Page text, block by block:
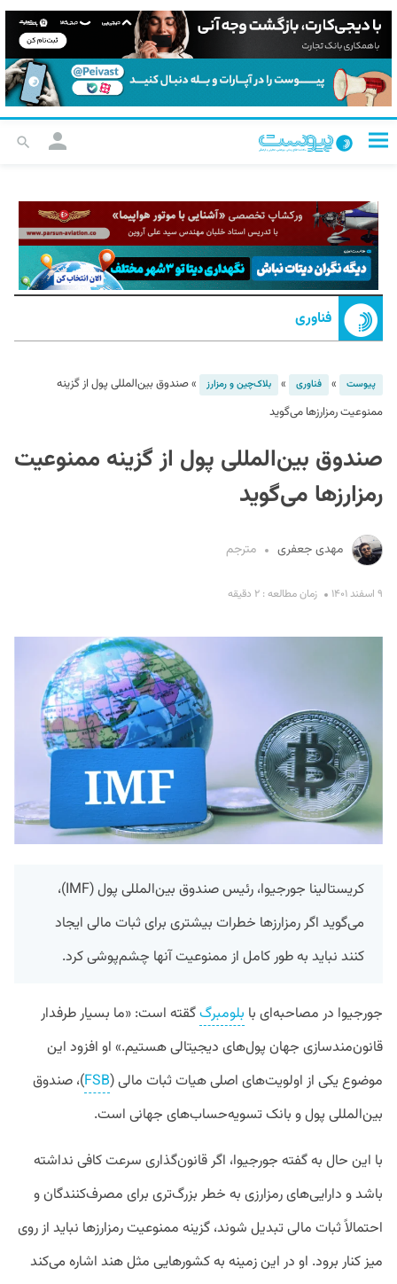
فناوری
پیوست » فناوری » بلاک‌چین و رمزارز »صندوق بین‌المللی پول از گزینه
ممنوعیت رمزارزها می‌گوید
صندوق بین‌المللی پول از گزینه ممنوعیت
رمزارزها می‌گوید
مهدی جعفری مترجم
۹ اسفند ۱۴۰۱ زمان مطالعه : ۲ دقیقه
کریستالینا جورجیوا، رئیس صندوق بین‌المللی پول (IMF)،
می‌گوید اگر رمزارزها خطرات بیشتری برای ثبات مالی ایجاد
کنند نباید به طور کامل از ممنوعیت آنها چشم‌پوشی کرد.
جورجیوا در مصاحبه‌ای با بلومبرگگقته است: «ما بسیار طرفدار
قانون‌مندسازی جهان پول‌های دیجیتالی هستیم.» او افزود این
موضوع یکی از اولویت‌های اصلی هیات ثبات مالی (FSB)، صندوق
بین‌المللی پول و بانک تسویه‌حساب‌های جهانی است.
با این حال به گفته جورجیوا، اگر قانون‌گذاری سرعت کافی نداشته
باشد و دارایی‌های رمزارزی به خطر بزرگ‌تری برای مصرف‌کنندگان و
احتمالاً ثبات مالی تبدیل شوند، گزینه ممنوعیت رمزارزها نباید از روی
میز کنار برود. او در این زمینه به کشور‌هایی مثل هند اشاره می‌کند